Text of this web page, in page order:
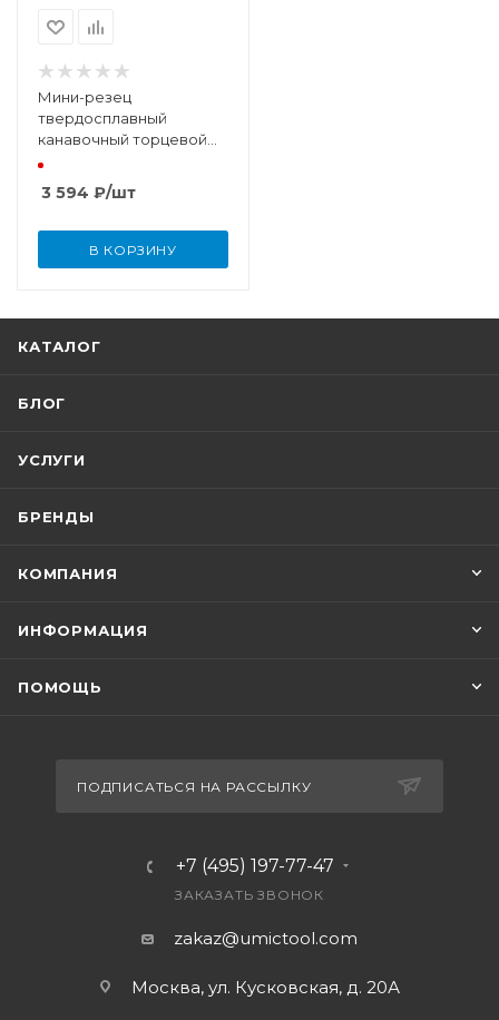
Мини-резец
твердосплавный
канавочный торцевой
8x15x50 мм, R 0,1, W 0,75
3 594 ₽/шт
В КОРЗИНУ
КАТАЛОГ
БЛОГ
УСЛУГИ
БРЕНДЫ
КОМПАНИЯ
ИНФОРМАЦИЯ
ПОМОЩЬ
ПОДПИСАТЬСЯ НА РАССЫЛКУ
+7 (495) 197-77-47
ЗАКАЗАТЬ ЗВОНОК
zakaz@umictool.com
Москва, ул. Кусковская, д. 20А